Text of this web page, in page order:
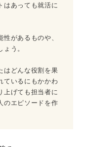
はあっても就活に
があるものや、
う。
はどんな役割を果
ているにもかかわ
上げても担当者に
のエピソードを作